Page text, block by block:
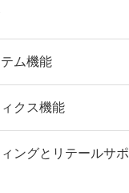
ム機能
クス機能
ングとリテールサポ